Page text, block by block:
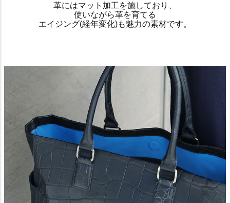
革にはマット加工を施しており、
使いながら革を育てる
エイジング(経年変化)も魅力の素材です。